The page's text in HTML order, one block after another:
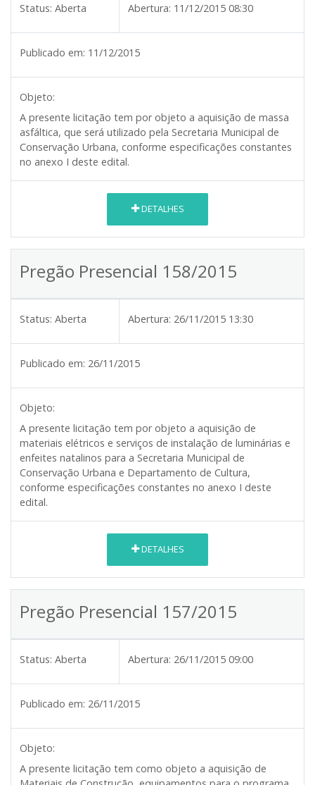
Status: Aberta Abertura: 11/12/2015 08:30
Publicado em: 11/12/2015
Objeto:
A presente licitação tem por objeto a aquisição de massa
asfáltica, que será utilizado pela Secretaria Municipal de
Conservação Urbana, conforme especificações constantes
no anexo I deste edital.
DETALHES
Pregão Presencial 158/2015
Status: Aberta Abertura: 26/11/2015 13:30
Publicado em: 26/11/2015
Objeto:
A presente licitação tem por objeto a aquisição de
materiais elétricos e serviços de instalação de luminárias e
enfeites natalinos para a Secretaria Municipal de
Conservação Urbana e Departamento de Cultura,
conforme especificações constantes no anexo I deste
edital.
DETALHES
Pregão Presencial 157/2015
Status: Aberta Abertura: 26/11/2015 09:00
Publicado em: 26/11/2015
Objeto:
A presente licitação tem como objeto a aquisição de